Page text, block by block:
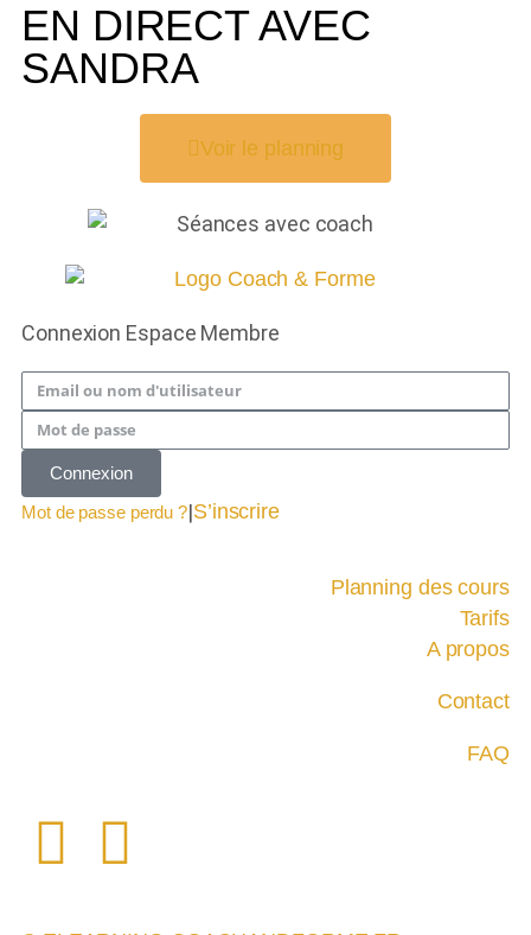
EN DIRECT AVEC
SANDRA
Voir le planning
Connexion Espace Membre
Connexion
Mot de passe perdu ?|S’inscrire
Planning des cours
Tarifs
A propos
Contact
FAQ